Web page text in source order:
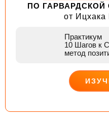
ПО
от Ицхака
Практикум
10 Шагов к
метод